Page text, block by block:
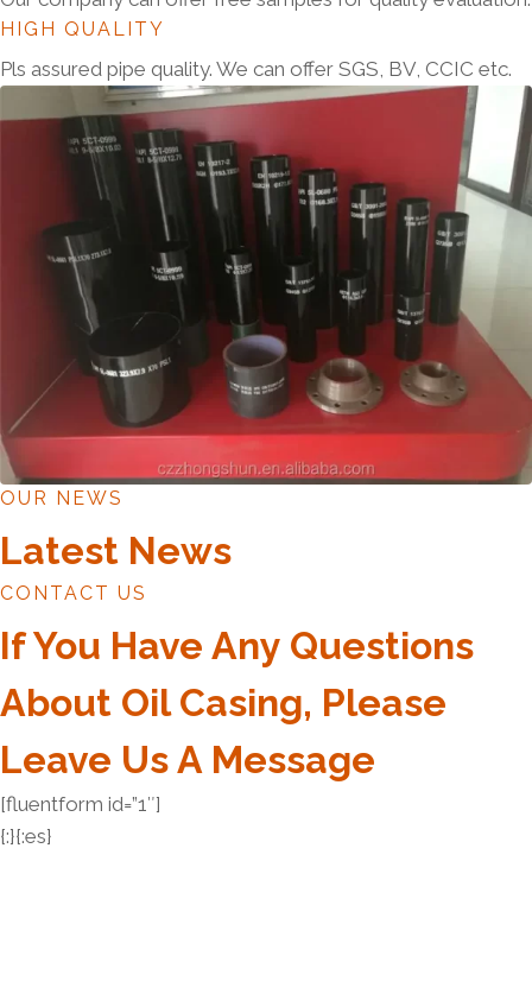
HIGH QUALITY
Pls assured pipe quality. We can offer SGS, BV, CCIC etc.
OUR NEWS
Latest News
CONTACT US
If You Have Any Questions
About Oil Casing, Please
Leave Us A Message
[fluentform id=”1″]
{:}{:es}